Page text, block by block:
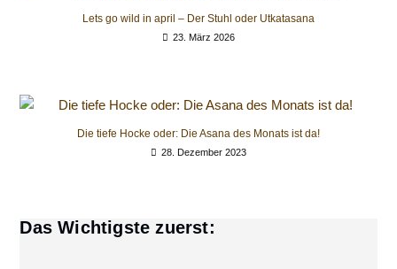
Lets go wild in april – Der Stuhl oder Utkatasana
23. März 2026
Die tiefe Hocke oder: Die Asana des Monats ist da!
28. Dezember 2023
Das Wichtigste zuerst: